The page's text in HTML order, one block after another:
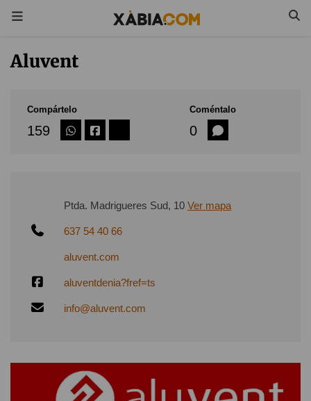
Aluvent
Compártelo
159
Coméntalo
0
Ptda. Madrigueres Sud, 10 Ver mapa
637 54 40 66
aluvent.com
aluventdenia?fref=ts
info@aluvent.com